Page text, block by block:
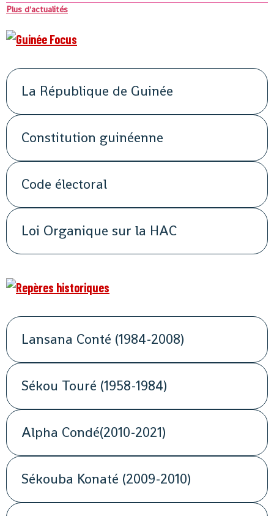
Plus d'actualités
La République de Guinée
Constitution guinéenne
Code électoral
Loi Organique sur la HAC
Lansana Conté (1984-2008)
Sékou Touré (1958-1984)
Alpha Condé(2010-2021)
Sékouba Konaté (2009-2010)